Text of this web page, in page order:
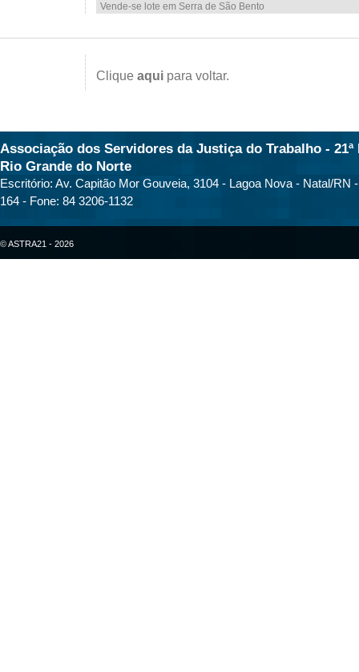
Vende-se lote em Serra de São Bento
Clique aqui para voltar.
Associação dos Servidores da Justiça do Trabalho - 21ª
Rio Grande do Norte
Escritório: Av. Capitão Mor Gouveia, 3104 - Lagoa Nova - Natal/RN
164 - Fone: 84 3206-1132
© ASTRA21 - 2026